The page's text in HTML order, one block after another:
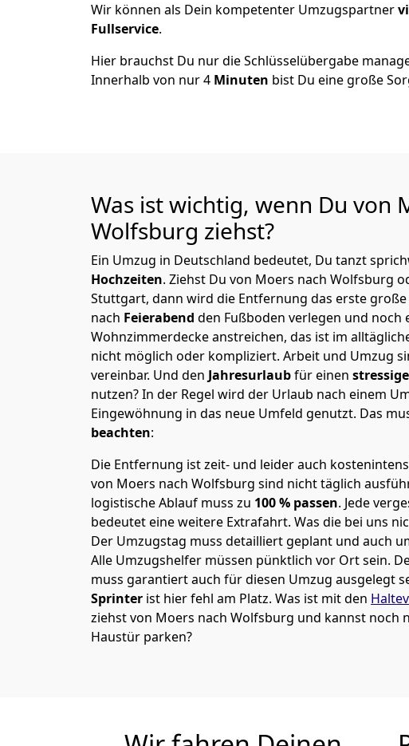
Wir können als Dein kompetenter Umzugspartner
Fullservice.
Hier brauchst Du nur die Schlüsselübergabe
Innerhalb von nur 4 Minuten bist Du eine große
Was ist wichtig, wenn Du von
Wolfsburg ziehst?
Ein Umzug in Deutschland bedeutet, Du tanzt
Hochzeiten. Ziehst Du von Moers nach Wolfsburg
Stuttgart, dann wird die Entfernung das erste große
nach Feierabend den Fußboden verlegen und noch
Wohnzimmerdecke anstreichen, das ist im
nicht möglich oder kompliziert. Arbeit und Umzug
vereinbar. Und den Jahresurlaubfür einen
nutzen? In der Regel wird der Urlaub nach einem
Eingewöhnung in das neue Umfeld genutzt. Das
beachten:
Die Entfernung ist zeit- und leider auch
von Moers nach Wolfsburg sind nicht täglich
logistische Ablauf muss zu 100 % passen. Jede
bedeutet eine weitere Extrafahrt. Was die bei uns
Der Umzugstag muss detailliert geplant und auch
Alle Umzugshelfer müssen pünktlich vor Ort sein.
muss garantiert auch für diesen Umzug ausgelegt
Sprinter ist hier fehl am Platz. Was ist mit den
ziehst von Moers nach Wolfsburg und kannst noch
Haustür parken?